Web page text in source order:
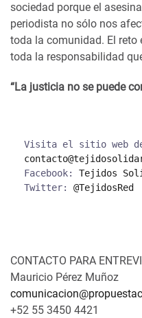
sociedad porque el
periodista no sólo nos
toda la comunidad. El reto
toda la responsabilidad
“La justicia no se puede
Visita el sitio web
Facebook: Tejidos
Twitter:
CONTACTO PARA
Mauricio Pérez Muñoz
+52 55 3450 4421